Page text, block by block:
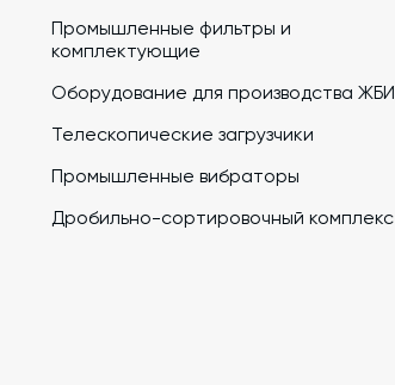
Промышленные фильтры и
комплектующие
Оборудование для производства ЖБИ
Телескопические загрузчики
Промышленные вибраторы
Дробильно-сортировочный комплекс